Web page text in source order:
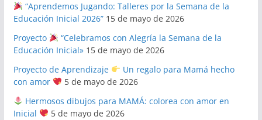
“Aprendemos Jugando: Talleres por la Semana de la
Educación Inicial 2026” 15 de mayo de 2026
Proyecto
“Celebramos con Alegría la Semana de la
Educación Inicial» 15 de mayo de 2026
Proyecto de Aprendizaje
Un regalo para Mamá hecho
con amor
5 de mayo de 2026
Hermosos dibujos para MAMÁ: colorea con amor en
Inicial
5 de mayo de 2026